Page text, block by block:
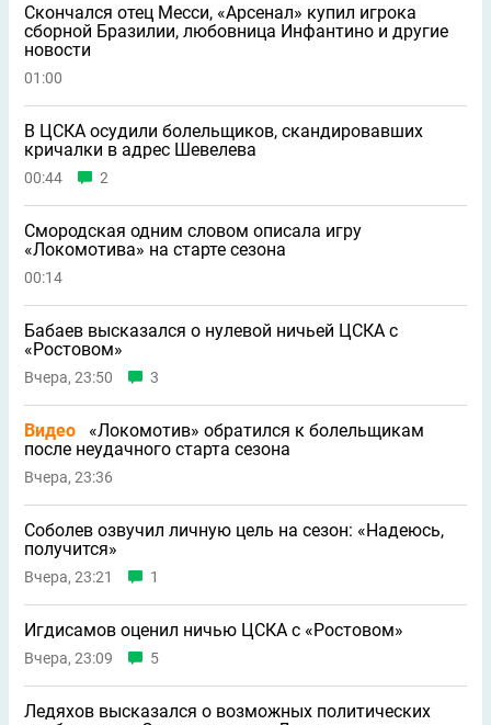
Скончался отец Месси, «Арсенал» купил игрока
сборной Бразилии, любовница Инфантино и другие
новости
01:00
В ЦСКА осудили болельщиков, скандировавших
кричалки в адрес Шевелева
00:44 2
Смородская одним словом описала игру
«Локомотива» на старте сезона
00:14
Бабаев высказался о нулевой ничьей ЦСКА с
«Ростовом»
Вчера, 23:50 3
Видео
«Локомотив» обратился к болельщикам
после неудачного старта сезона
Вчера, 23:36
Соболев озвучил личную цель на сезон: «Надеюсь,
получится»
Вчера, 23:21 1
Игдисамов оценил ничью ЦСКА с «Ростовом»
Вчера, 23:09 5
Ледяхов высказался о возможных политических